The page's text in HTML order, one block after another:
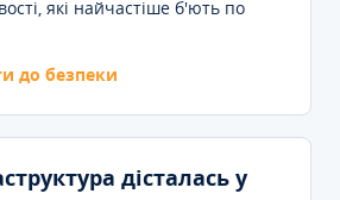
які найчастіше б'ють по
до безпеки
дісталась у